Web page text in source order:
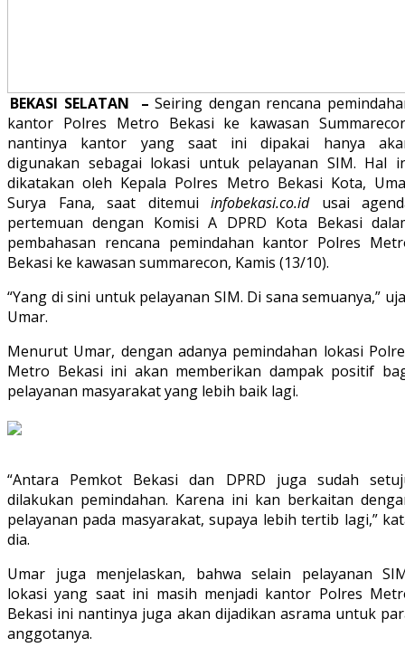
BEKASI SELATAN – Seiring dengan rencana
kantor Polres Metro Bekasi ke kawasan
nantinya kantor yang saat ini dipakai hanya
digunakan sebagai lokasi untuk pelayanan SIM. Hal
dikatakan oleh Kepala Polres Metro Bekasi Kota,
Surya Fana, saat ditemui infobekasi.co.idusai
pertemuan dengan Komisi A DPRD Kota Bekasi
pembahasan rencana pemindahan kantor Polres
Bekasi ke kawasan summarecon, Kamis (13/10).
“Yang di sini untuk pelayanan SIM. Di sana semuanya,”
Umar.
Menurut Umar, dengan adanya pemindahan lokasi
Metro Bekasi ini akan memberikan dampak positif
pelayanan masyarakat yang lebih baik lagi.
“Antara Pemkot Bekasi dan DPRD juga sudah
dilakukan pemindahan. Karena ini kan berkaitan
pelayanan pada masyarakat, supaya lebih tertib lagi,”
dia.
Umar juga menjelaskan, bahwa selain pelayanan
lokasi yang saat ini masih menjadi kantor Polres
Bekasi ini nantinya juga akan dijadikan asrama untuk
anggotanya.